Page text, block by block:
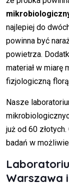
najlepiej do
powinna być
powietrza.
materiał w miarę
fizjologiczną
Nasze
już od 60
badań w
Warszawa